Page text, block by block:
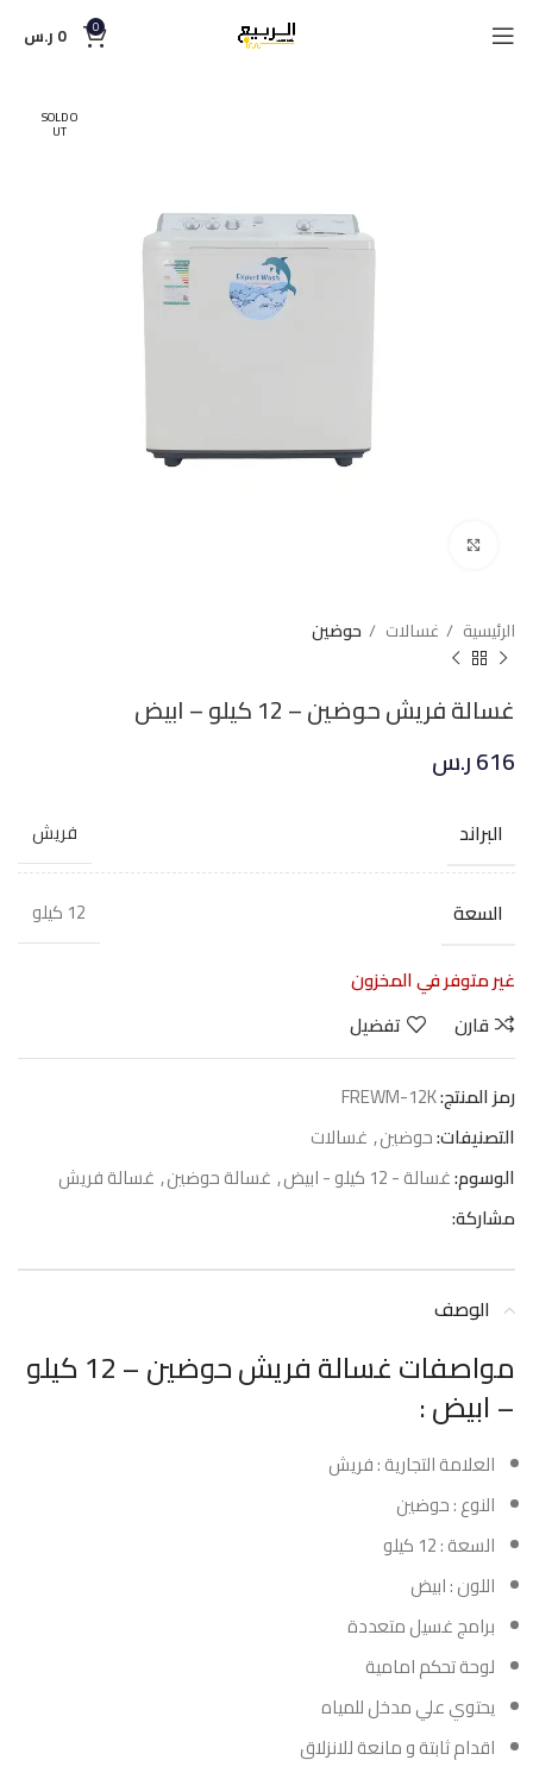
0
0 ر.س
SOLD O
UT
الرئيسية غسالات حوضين
غسالة فريش حوضين – 12 كيلو – ابيض
616ر.س
البراند فريش
السعة
12 كيلو
غير متوفر في المخزون
قارن
تفضيل
رمز المنتج:FREWM-12K
التصنيفات:حوضين, غسالات
الوسوم:غسالة - 12 كيلو - ابيض , غسالة حوضين, غسالة فريش
مشاركة:
الوصف
مواصفات غسالة فريش حوضين – 12 كيلو
– ابيض :
العلامة التجارية : فريش
النوع : حوضين
السعة : 12 كيلو
اللون : ابيض
برامج غسيل متعددة
لوحة تحكم امامية
يحتوي علي مدخل للمياه
اقدام ثابتة و مانعة للانزلاق